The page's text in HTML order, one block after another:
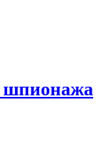
шпионажа